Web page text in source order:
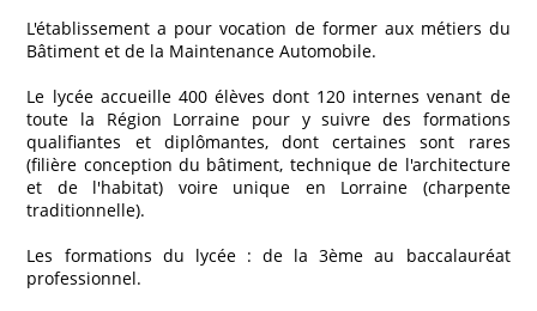
L'établissement a pour vocation de former aux métiers du
Bâtiment et de la Maintenance Automobile.
Le lycée accueille 400 élèves dont 120 internes venant de
toute la Région Lorraine pour y suivre des formations
qualifiantes et diplômantes, dont certaines sont rares
(filière conception du bâtiment, technique de l'architecture
et de l'habitat) voire unique en Lorraine (charpente
traditionnelle).
Les formations du lycée : de la 3ème au baccalauréat
professionnel.